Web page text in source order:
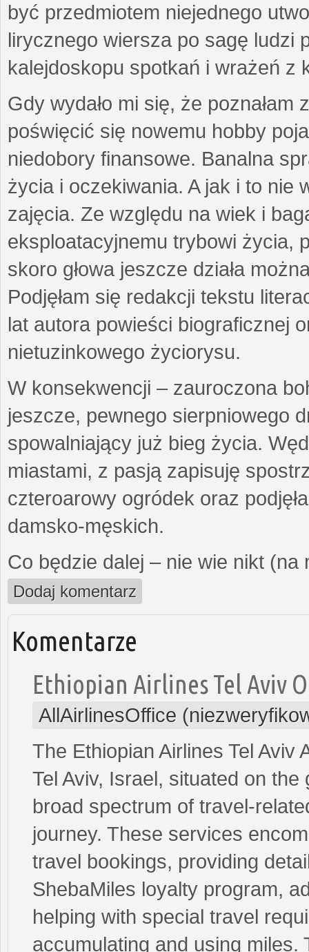
być przedmiotem niejednego
lirycznego wiersza po sagę ludzi
kalejdoskopu spotkań i wrażeń z
Gdy wydało mi się, że
poświęcić się nowemu hobby
niedobory finansowe. Banalna
życia i oczekiwania. A jak i to nie
zajęcia. Ze względu na wiek i
eksploatacyjnemu trybowi życia,
skoro głowa jeszcze działa
Podjęłam się redakcji tekstu
lat autora powieści biograficznej
nietuzinkowego życiorysu.
W konsekwencji – zauroczona
jeszcze, pewnego sierpniowego
spowalniający już bieg życia.
miastami, z pasją zapisuję
czteroarowy ogródek oraz
damsko-męskich.
Co będzie dalej – nie wie nikt
Dodaj komentarz
Komentarze
Ethiopian Airlines Tel Aviv
AllAirlinesOffice
The Ethiopian Airlines Tel Aviv
Tel Aviv, Israel, situated on
broad spectrum of travel-
journey. These services
travel bookings, providing
ShebaMiles loyalty program,
helping with special travel
accumulating and using miles.